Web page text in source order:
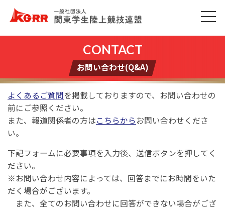
お問い合わせ(Q&A)
よくあるご質問を掲載しておりますので、お問い合わせの
前にご参照ください。
また、報道関係者の方はこちらからお問い合わせくださ
い。
下記フォームに必要事項を入力後、送信ボタンを押してく
ださい。
※お問い合わせ内容によっては、回答までにお時間をいた
だく場合がございます。
また、全てのお問い合わせに回答ができない場合がござ